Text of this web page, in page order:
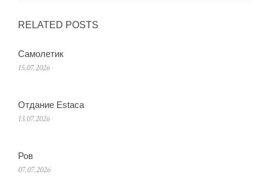
RELATED POSTS
Самолетик
15.07.2026
Отдание Estaca
13.07.2026
Ров
07.07.2026